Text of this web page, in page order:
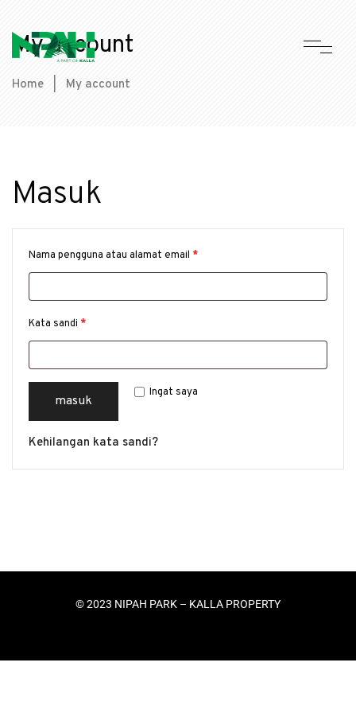
My account
Home My account
Masuk
Nama pengguna atau alamat email *
Kata sandi *
Ingat saya
masuk
Kehilangan kata sandi?
© 2023 NIPAH PARK – KALLA PROPERTY